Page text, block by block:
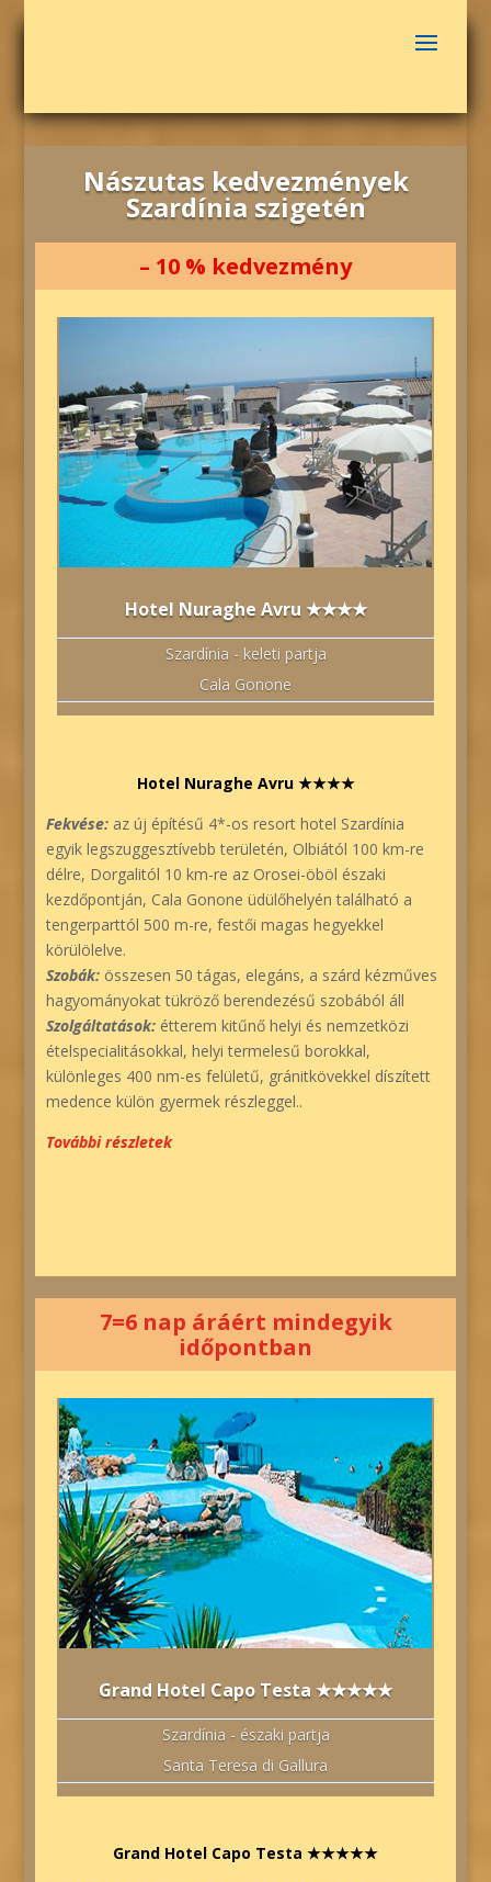
Nászutas kedvezmények
Szardínia szigetén
– 10 % kedvezmény
Hotel Nuraghe Avru ★★★★
Szardínia - keleti partja
Cala Gonone
Hotel Nuraghe Avru ★★★★
Fekvése: az új építésű 4*-os resort hotel Szardínia
egyik legszuggesztívebb területén, Olbiától 100 km-re
délre, Dorgalitól 10 km-re az Orosei-öböl északi
kezdőpontján, Cala Gonone üdülőhelyén található a
tengerparttól 500 m-re, festői magas hegyekkel
körülölelve.
Szobák: összesen 50 tágas, elegáns, a szárd kézműves
hagyományokat tükröző berendezésű szobából áll
Szolgáltatások: étterem kitűnő helyi és nemzetközi
ételspecialitásokkal, helyi termelesű borokkal,
különleges 400 nm-es felületű, gránitkövekkel díszített
medence külön gyermek részleggel..
További részletek
7=6 nap áráért mindegyik
időpontban
Grand Hotel Capo Testa ★★★★★
Szardínia - északi partja
Santa Teresa di Gallura
Grand Hotel Capo Testa ★★★★★